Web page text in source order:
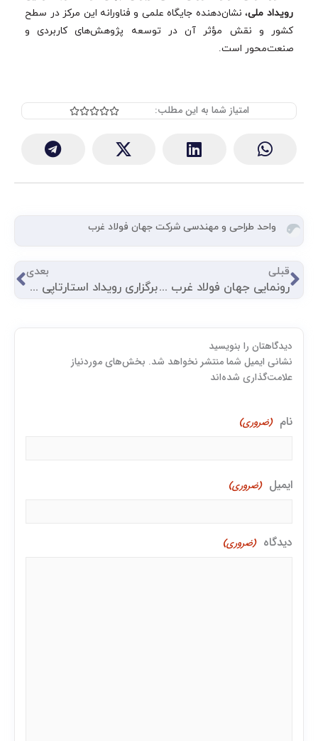
رویداد ملی، نشان‌دهنده جایگاه علمی و فناورانه این مرکز در سطح
کشور و نقش مؤثر آن در توسعه پژوهش‌های کاربردی و
صنعت‌محور است.
امتیاز شما به این مطلب: 




Rated
out
واحد طراحی و مهندسی شرکت جهان فولاد غرب
قبلی
قبلی
رونمایی جهان فولاد غرب از تیرآهن H سایز ۱۰ در نمایشگاه پژوهش و فناوری کرمانشاه ۱۴۰۴
بعدی
برگزاری رویداد استارتاپی «چالش فناوری استفاده از محصول فرعی دولوچار» در مرکز علمی‌کاربردی جهان فولاد غرب
دیدگاهتان را بنویسید
نشانی ایمیل شما منتشر نخواهد شد. بخش‌های موردنیاز
علامت‌گذاری شده‌اند
نام (ضروری)
اول
ایمیل (ضروری)
دیدگاه (ضروری)